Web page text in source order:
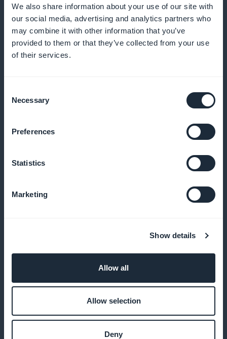
We also share information about your use of our site with
our social media, advertising and analytics partners who
may combine it with other information that you’ve
provided to them or that they’ve collected from your use
of their services.
Selection
Necessary
Preferences
Statistics
Marketing
Show details
Allow all
Allow selection
Deny
Notificaciones push específicas
Descuentos personalizados
hábitos de lectura o la temporada
Distribuya sus contenidos con una identidad gráfica
totalmente personalizada
Relanzamiento automático de la cesta
Recordar a los lectores que compren los libros